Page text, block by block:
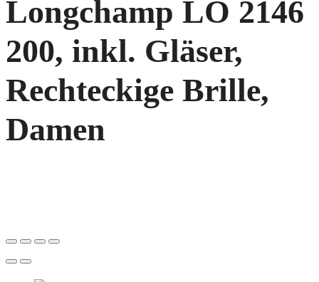
Longchamp LO 2146
200, inkl. Gläser,
Rechteckige Brille,
Damen